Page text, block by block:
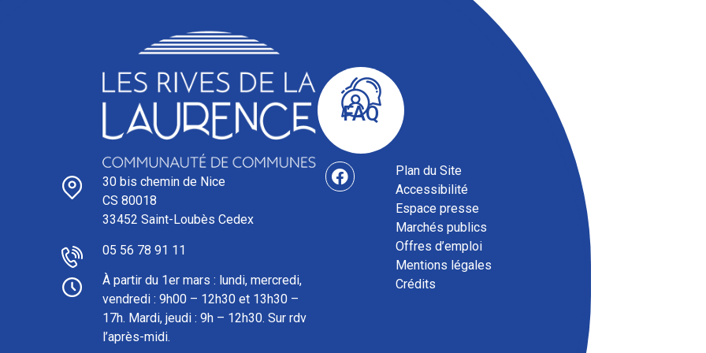
30 bis chemin de Nice
CS 80018
33452 Saint-Loubès Cedex
05 56 78 91 11
À partir du 1er mars : lundi, mercredi,
vendredi : 9h00 – 12h30 et 13h30 –
17h. Mardi, jeudi : 9h – 12h30. Sur rdv
l’après-midi.
FAQ
Plan du Site
Accessibilité
Espace presse
Marchés publics
Offres d’emploi
Mentions légales
Crédits